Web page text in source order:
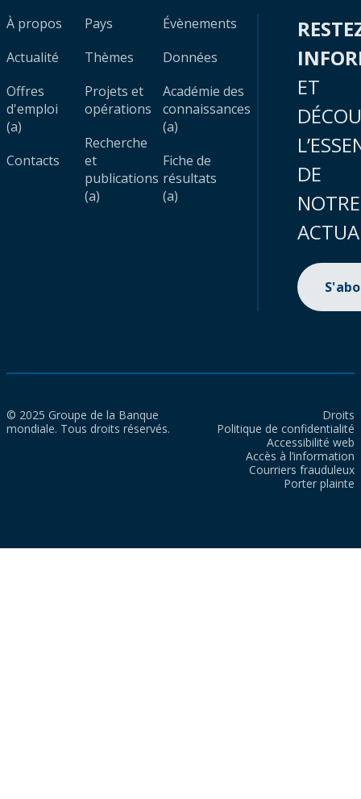
À propos
Actualité
Offres
d'emploi
(a)
Contacts
Pays
Thèmes
Projets et
opérations
Recherche
et
publications
(a)
Évènements
Données
Académie des
connaissances
(a)
Fiche de
résultats
(a)
ET
DE
NOTRE
© 2025 Groupe de la Banque
mondiale. Tous droits réservés.
Droits
Politique de confidentialité
Accessibilité web
Accès à l’information
Courriers frauduleux
Porter plainte